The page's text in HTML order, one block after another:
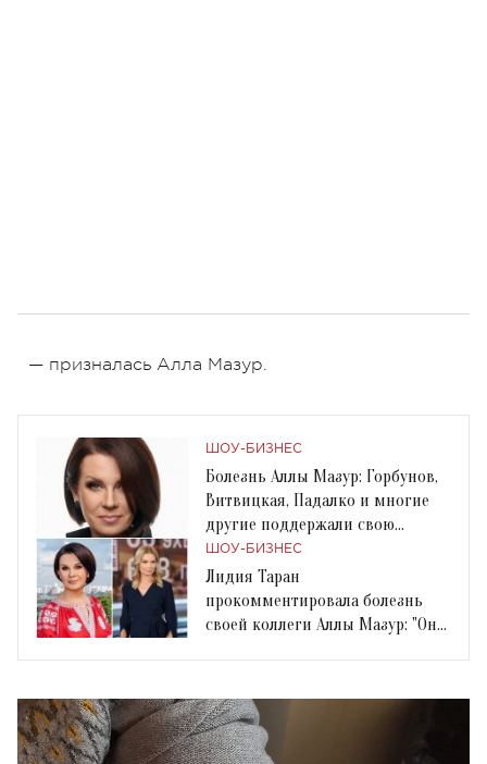
— призналась Алла Мазур.
ШОУ-БИЗНЕС
Болезнь Аллы Мазур: Горбунов,
Витвицкая, Падалко и многие
другие поддержали свою
коллегу
ШОУ-БИЗНЕС
Лидия Таран
прокомментировала болезнь
своей коллеги Аллы Мазур: "Она